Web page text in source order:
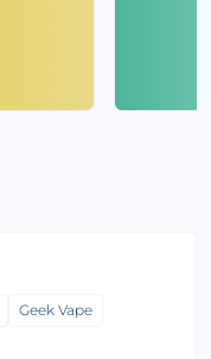
Geek Vape